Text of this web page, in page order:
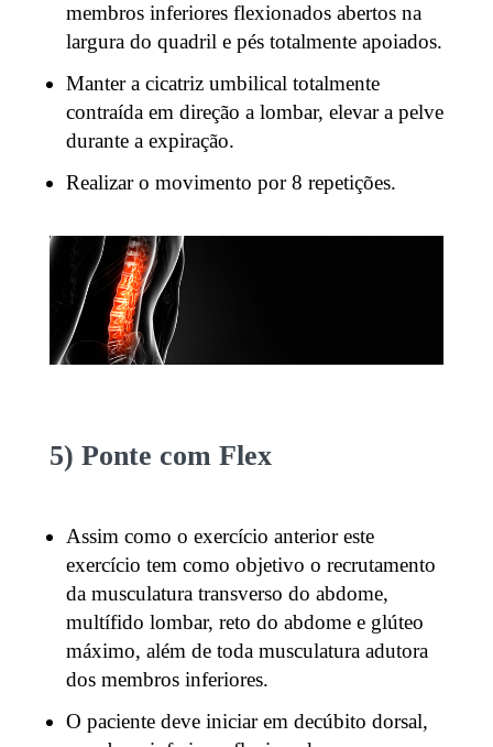
membros inferiores flexionados abertos na
largura do quadril e pés totalmente apoiados.
Manter a cicatriz umbilical totalmente
contraída em direção a lombar, elevar a pelve
durante a expiração.
Realizar o movimento por 8 repetições.
5) Ponte com Flex
Assim como o exercício anterior este
exercício tem como objetivo o recrutamento
da musculatura transverso do abdome,
multífido lombar, reto do abdome e glúteo
máximo, além de toda musculatura adutora
dos membros inferiores.
O paciente deve iniciar em decúbito dorsal,